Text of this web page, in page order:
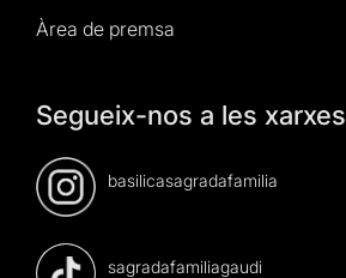
Àrea de premsa
Segueix-nos a les xarxes
basilicasagradafamilia
sagradafamiliagaudi